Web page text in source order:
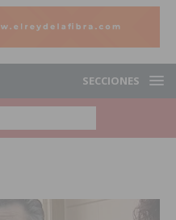
SECCIONES